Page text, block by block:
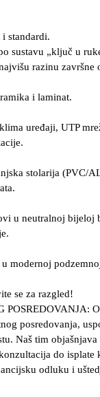
standardi.
sustavu „ključ u
razinu završne
i laminat.
uređaji, UTP
stolarija (PVC/
u neutralnoj bijeloj
modernoj
se za razgled!
posredovanja,
Naš tim
do isplate
odluku i